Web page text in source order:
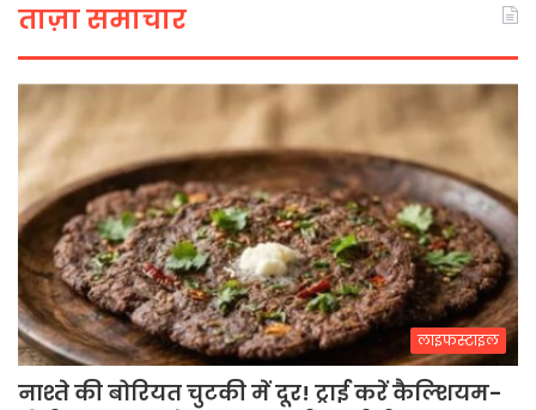
ताज़ा समाचार
लाइफस्टाइल
नाश्ते की बोरियत चुटकी में दूर! ट्राई करें कैल्शियम-